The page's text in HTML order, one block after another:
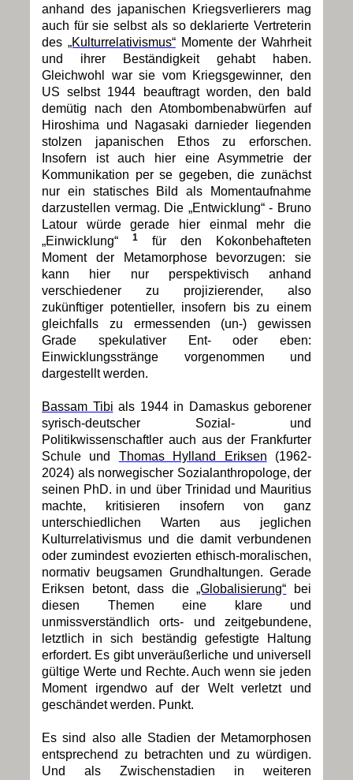
anhand des japanischen Kriegsverlierers mag
auch für sie selbst als so deklarierte Vertreterin
des „Kulturrelativismus“Momente der Wahrheit
und ihrer Beständigkeit gehabt haben.
Gleichwohl war sie vom Kriegsgewinner, den
US selbst 1944 beauftragt worden, den bald
demütig nach den Atombombenabwürfen auf
Hiroshima und Nagasaki darnieder liegenden
stolzen japanischen Ethos zu erforschen.
Insofern ist auch hier eine Asymmetrie der
Kommunikation per se gegeben, die zunächst
nur ein statisches Bild als Momentaufnahme
darzustellen vermag. Die „Entwicklung“ - Bruno
Latour würde gerade hier einmal mehr die
„Einwicklung“
1
für den Kokonbehafteten
Moment der Metamorphose bevorzugen: sie
kann hier nur perspektivisch anhand
verschiedener zu projizierender, also
zukünftiger potentieller, insofern bis zu einem
gleichfalls zu ermessenden (un-) gewissen
Grade spekulativer Ent- oder eben:
Einwicklungsstränge vorgenommen und
dargestellt werden.
Bassam Tibi als 1944 in Damaskus geborener
syrisch-deutscher Sozial- und
Politikwissenschaftler auch aus der Frankfurter
Schule und Thomas Hylland Eriksen (1962-
2024) als norwegischer Sozialanthropologe, der
seinen PhD. in und über Trinidad und Mauritius
machte, kritisieren insofern von ganz
unterschiedlichen Warten aus jeglichen
Kulturrelativismus und die damit verbundenen
oder zumindest evozierten ethisch-moralischen,
normativ beugsamen Grundhaltungen. Gerade
Eriksen betont, dass die„Globalisierung“ bei
diesen Themen eine klare und
unmissverständlich orts- und zeitgebundene,
letztlich in sich beständig gefestigte Haltung
erfordert. Es gibt unveräußerliche und universell
gültige Werte und Rechte. Auch wenn sie jeden
Moment irgendwo auf der Welt verletzt und
geschändet werden. Punkt.
Es sind also alle Stadien der Metamorphosen
entsprechend zu betrachten und zu würdigen.
Und als Zwischenstadien in weiteren